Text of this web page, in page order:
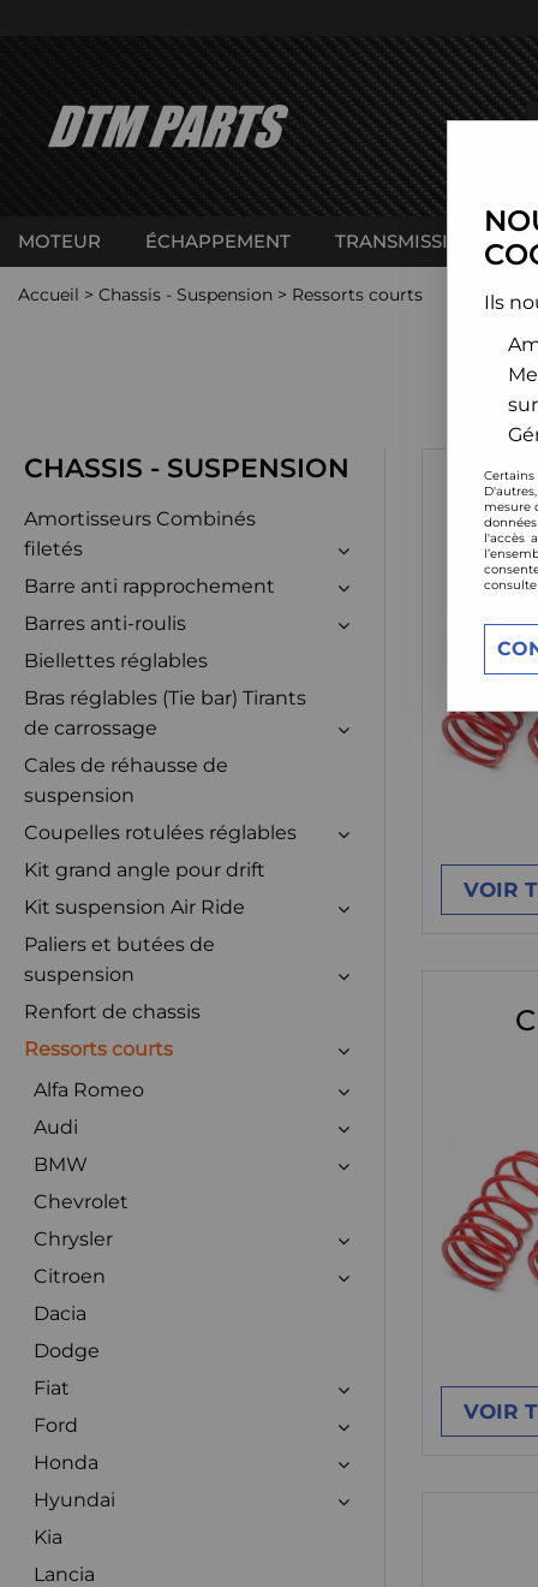
MOTEUR ÉCHAPPEMENT TRANSMISSION
Accueil > Chassis - Suspension > Ressorts courts
CHASSIS - SUSPENSION
Amortisseurs Combinés
filetés
Barre anti rapprochement
Barres anti-roulis
Biellettes réglables
Bras réglables (Tie bar) Tirants
de carrossage
Cales de réhausse de
suspension
Coupelles rotulées réglables
Kit grand angle pour drift
Kit suspension Air Ride
Paliers et butées de
suspension
Renfort de chassis
Ressorts courts
Alfa Romeo
Audi
BMW
Chevrolet
Chrysler
Citroen
Dacia
Dodge
Fiat
Ford
Honda
Hyundai
Kia
Lancia
VOIR
VOIR
Ils
mesure
l'accès